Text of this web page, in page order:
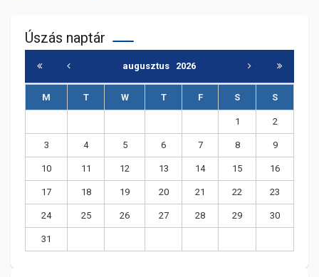
Úszás naptár
augusztus 2026
M T W T F S S
1 2
3 4 5 6 7 8 9
10 11 12 13 14 15 16
17 18 19 20 21 22 23
24 25 26 27 28 29 30
31